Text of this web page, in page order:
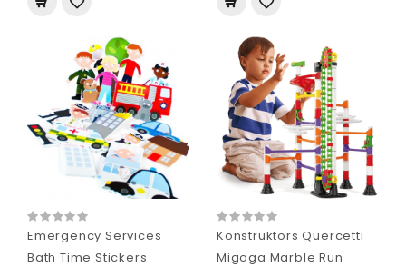
Emergency Services
Bath Time Stickers
Konstruktors Quercetti
Migoga Marble Run